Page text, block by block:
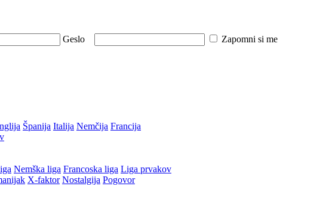
Geslo Zapomni si me
Španija Italija Nemčija Francija
Nemška liga Francoska liga Liga prvakov
X-faktor Nostalgija Pogovor